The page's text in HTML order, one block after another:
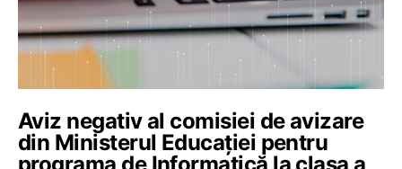
Aviz negativ al comisiei de avizare
din Ministerul Educației pentru